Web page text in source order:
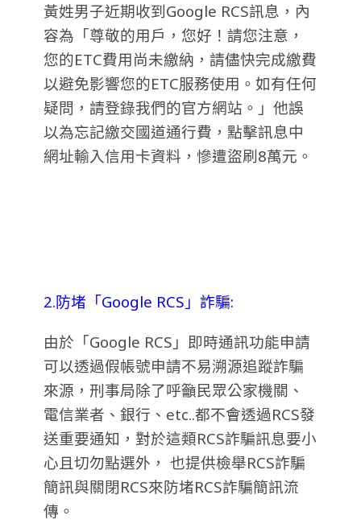
黃姓男子近期收到Google RCS訊息，內
容為「尊敬的用戶，您好！請您注意，
您的ETC費用尚未繳納，請儘快完成繳費
以避免影響您的ETC服務使用。如有任何
疑問，請登錄我們的官方網站。」他誤
以為忘記繳交國道通行費，點擊訊息中
網址輸入信用卡資料，慘遭盜刷8萬元。
2.防堵「Google RCS」詐騙:
由於「Google RCS」即時通訊功能申請
可以透過假帳號申請不易溯源追蹤詐騙
來源，刑事局除了呼籲民眾公家機關、
電信業者、銀行、etc..都不會透過RCS發
送重要通知，對於這類RCS詐騙訊息要小
心且切勿點選外， 也提供檢舉RCS詐騙
簡訊與關閉RCS來防堵RCS詐騙簡訊流
傳。